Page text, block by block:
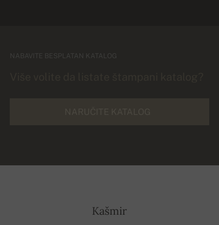
NABAVITE BESPLATAN KATALOG
Kašmir